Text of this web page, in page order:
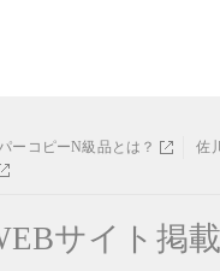
ーコピーN級品とは？ 佐
サイト掲